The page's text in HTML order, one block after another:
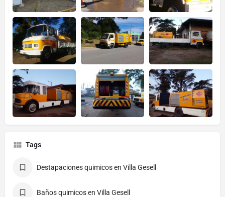
Tags
Destapaciones quimicos en Villa Gesell
Baños quimicos en Villa Gesell